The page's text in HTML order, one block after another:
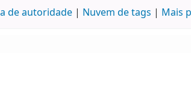
de autoridade Nuvem de tags Mais